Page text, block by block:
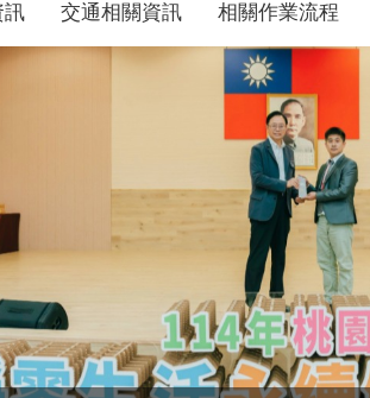
訊 交通相關資訊 相關作業流程